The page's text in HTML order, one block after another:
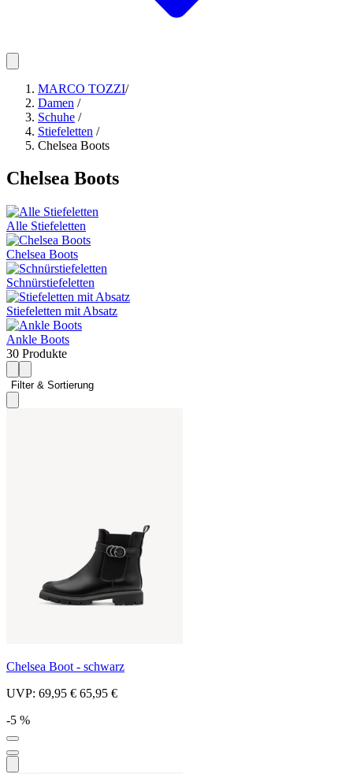
MARCO TOZZI/
Damen /
Schuhe /
Stiefeletten /
Chelsea Boots
Chelsea Boots
Alle Stiefeletten
Chelsea Boots
Schnürstiefeletten
Stiefeletten mit Absatz
Ankle Boots
30 Produkte
Chelsea Boot - schwarz
UVP: 69,95 € 65,95 €
-5 %